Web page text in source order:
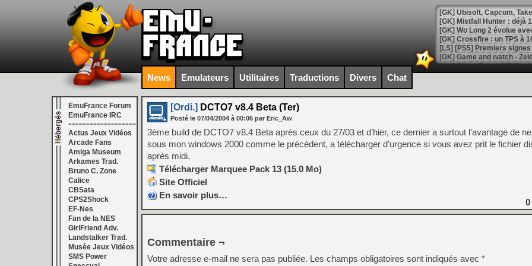
[GK] Mistfall Hunter : déjà
[GK] Wo Long 2 évolue
[GK] Crossfire : un TPS à
[LS] [PS5] Premiers
[Mo5] DOOM arrive en
[GK] Bethesda fête les 30
[GK] Roblox : l'action en
[GK] Agenda - GeForce
[LS] [PS5] ps5-y2jb-
[GK] Pourquoi Marvel
[GK] Test : Restory : Chill
[GK] GTA 6 : Rockstar
[GK] Hot Wheels Infinite
[GK] Mémoire cash -
[GK] Résultats Nintendo :
News Emulateurs Utilitaires Traductions Divers Chat
EmuFrance Forum
EmuFrance IRC
===================
Actus Jeux Vidéos
Arcade Fans
Amiga Museum
Arkames Trad.
Bruno C. Zone
Calice
CBSata
CPS2Shock
EF-Nes
Fan de la NES
GirlFriend Adv.
Landstalker Trad.
Musée Jeux Vidéos
SMS Power
[Ordi.] DCTO7 v8.4 Beta (Ter)
Posté le 07/04/2004 à 00:06 par Eric_Aw
3ème build de DCTO7 v8.4 Beta après ceux du 27/03 et d’hier, ce dernier a surtout l’avantage de
sous mon windows 2000 comme le précédent, a télécharger d’urgence si vous avez prit le fichier
après midi.
Télécharger Marquee Pack 13 (15.0 Mo)
Site Officiel
En savoir plus…
0
Commentaire ¬
Votre adresse e-mail ne sera pas publiée. Les champs obligatoires sont indiqués avec *